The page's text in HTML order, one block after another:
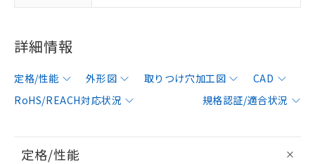
詳細情報
定格/性能 外形図 取りつけ穴加工図
CAD
RoHS/REACH対応状況
規格認証/適合状況
定格/性能